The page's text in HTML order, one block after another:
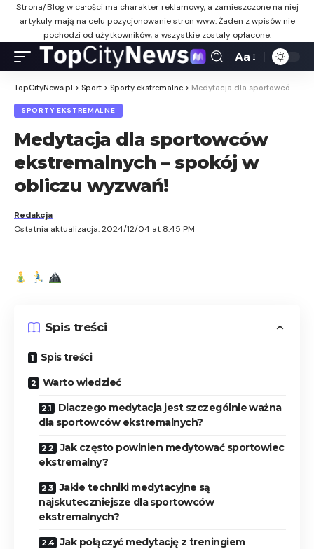
Strona/Blog w całości ma charakter reklamowy, a zamieszczone na niej
artykuły mają na celu pozycjonowanie stron www. Żaden z wpisów nie
pochodzi od użytkowników, a wszystkie zostały opłacone.
Aa
TopCityNews.pl > Sport > Sporty ekstremalne > Medytacja dla sportowców ekstremalnych – spokój w obliczu wyzwań!
SPORTY EKSTREMALNE
Medytacja dla sportowców
ekstremalnych – spokój w
obliczu wyzwań!
Ostatnia aktualizacja: 2024/12/04 at 8:45 PM
Redakcja
Spis treści
Spis treści
Warto‌ wiedzieć
Dlaczego medytacja jest szczególnie⁤ ważna
dla sportowców ekstremalnych?
Jak często powinien​ medytować sportowiec
ekstremalny?
Jakie techniki ​medytacyjne ⁢są
najskuteczniejsze ⁤dla ⁢sportowców
ekstremalnych?
Jak połączyć medytację ⁣z treningiem⁤